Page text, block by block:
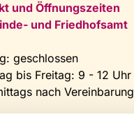
und Öffnungszeiten
und Friedhofsamt
geschlossen
bis Freitag: 9 - 12 Uhr
nach Vereinbarung